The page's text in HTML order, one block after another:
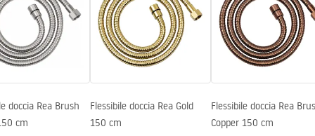
doccia Rea Brush
cm
Flessibile doccia Rea Gold
150 cm
Flessibile doccia Rea
Copper 150 cm